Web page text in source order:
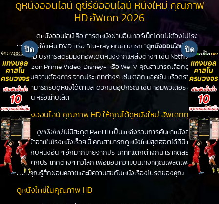
ดูหนังออนไลน์ ดูซีรีย์ออนไลน์ หนังใหม่ คุณภาพ
HD อัพเดท 2026
ดูหนังออนไลน์ คือ การดูหนังผ่านอินเทอร์เน็ตโดยไม่ต้องไปโรง
หนังหรือใช้แผ่น DVD หรือ Blu-ray คุณสามารถ "ดูหนังออนไลน์ " ได้ที่
PanHD บริการสตรีมมิ่งที่อัพเดตหนังจากแหล่งต่างๆ เช่น Netflix,
Amazon Prime Video, Disney+ หรือ WeTV คุณสามารถเลือกดูหนัง
ได้ตามความต้องการ จากประเภทต่างๆ เช่น ตลก แอคชั่น หรือดราม่า
คุณสามารถรับดูหนังได้ตามสะดวกบนอุปกรณ์ เช่น คอมพิวเตอร์ สมา
ร์ทโฟน หรือแท็บเล็ต
ดูหนังออนไลน์ คุณภาพ HD ให้คุณได้ดูหนังใหม่ อัพเดททุกวัน
ดูหนังใหม่ไม่มีสะดุด PanHD เป็นแหล่งรวมการค้นหาหนังล่าสุด
ที่จะเข้าฉายในโรงหนังเร็วๆ นี้ คุณสามารถดูหนังใหม่สุดฮอตได้ที่นี่ เช่น
เดียวกับหนังอื่น ๆ อีกมากมายจากประเภทที่แตกต่างกัน เราคัดสรร
หนังจากประเทศต่างๆ ทั่วโลก เพื่อมอบความบันเทิงที่คุณเพลิดเพลิน
ทำให้คุณรู้สึกผ่อนคลายและมีความสุขกับหนังเรื่องโปรดของคุณ
ดูหนังใหม่ในคุณภาพ HD